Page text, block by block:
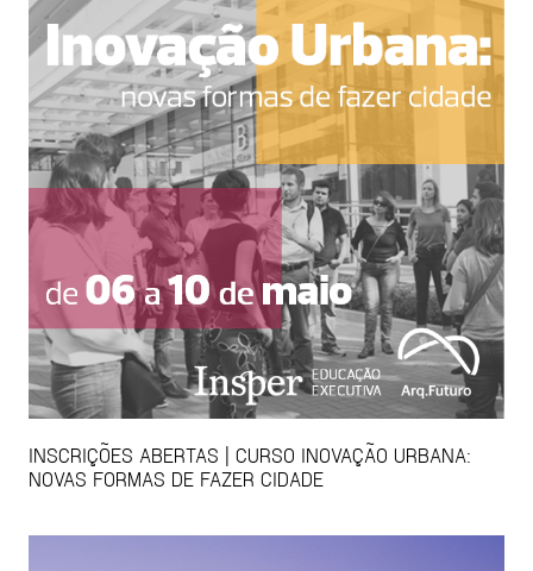
INSCRIÇÕES ABERTAS | CURSO INOVAÇÃO URBANA:
NOVAS FORMAS DE FAZER CIDADE